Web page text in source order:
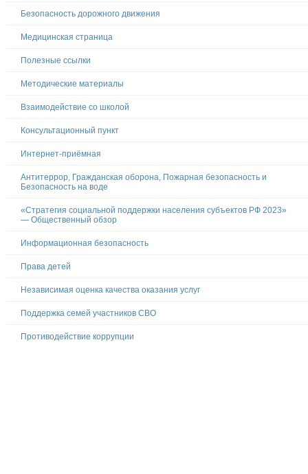
Безопасность дорожного движения
Медицинская страница
Полезные ссылки
Методические материалы
Взаимодействие со школой
Консультационный пункт
Интернет-приёмная
Антитеррор, Гражданская оборона, Пожарная безопасность и
Безопасность на воде
«Стратегия социальной поддержки населения субъектов РФ 2023»
— Общественный обзор
Информационная безопасность
Права детей
Независимая оценка качества оказания услуг
Поддержка семей участников СВО
Противодействие коррупции